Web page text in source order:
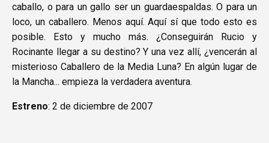
caballo, o para un gallo ser un guardaespaldas. O para un
loco, un caballero. Menos aquí. Aquí sí que todo esto es
posible. Esto y mucho más. ¿Conseguirán Rucio y
Rocinante llegar a su destino? Y una vez allí, ¿vencerán al
misterioso Caballero de la Media Luna? En algún lugar de
la Mancha... empieza la verdadera aventura.
Estreno: 2 de diciembre de 2007